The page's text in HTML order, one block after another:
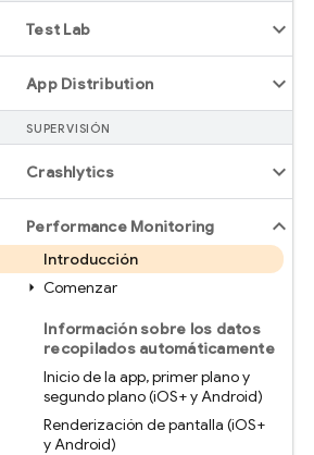
Test Lab
App Distribution
SUPERVISIÓN
Crashlytics
Performance Monitoring
Introducción
Comenzar
Información sobre los datos
recopilados automáticamente
Inicio de la app,primer plano y
segundo plano (iOS+ y Android)
Renderización de pantalla (iOS+
y Android)